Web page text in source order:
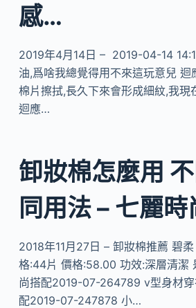
感…
2019年4月14日 – 2019-04-14
油,爲啥我總覺得用不來這玩意兒
棉片擦拭,長久下來會形成細紋,我現
迴應…
卸妝棉怎麼用
同用法 – 七麗時
2018年11月27日 – 卸妝棉推薦 碧
格:44片 價格:58.00 功效:深層清潔
尚搭配2019-07-264789 v型身材
配2019-07-247878 小…